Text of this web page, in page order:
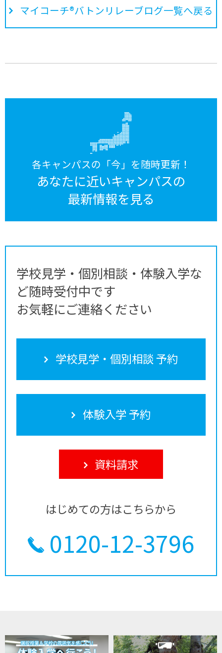
マイコーチ®バトンリレーブログ一覧へ戻る
各キャンパスの「今」を随時更新！
あなたに近いキャンパスの
最新情報を見る
学校見学・個別相談・体験入学な
ど随時受付中です
お気軽にご連絡ください
学校見学・個別相談 予約
体験入学 予約
資料請求
はじめての方はこちらから
0120-12-3796